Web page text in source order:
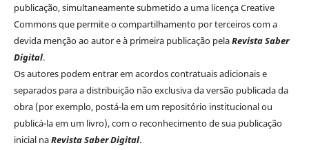
publicação, simultaneamente submetido a uma licença Creative
Commons que permite o compartilhamento por terceiros com a
devida menção ao autor e à primeira publicação pelaRevista Saber
Digital.
Os autores podem entrar em acordos contratuais adicionais e
separados para a distribuição não exclusiva da versão publicada da
obra (por exemplo, postá-la em um repositório institucional ou
publicá-la em um livro), com o reconhecimento de sua publicação
inicial naRevista Saber Digital.